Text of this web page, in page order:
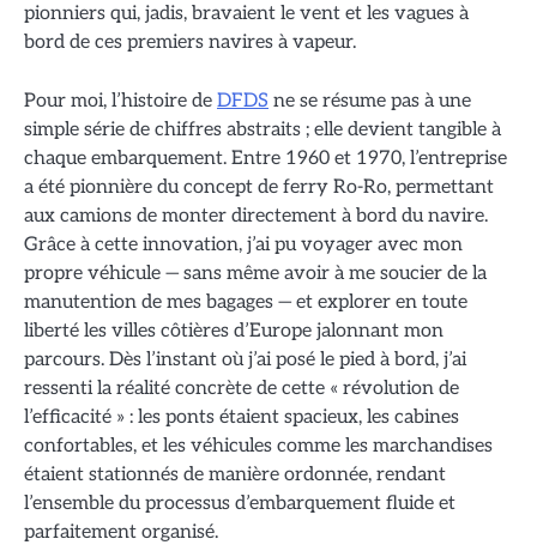
pionniers qui, jadis, bravaient le vent et les vagues à
bord de ces premiers navires à vapeur.
Pour moi, l’histoire de DFDS ne se résume pas à une
simple série de chiffres abstraits ; elle devient tangible à
chaque embarquement. Entre 1960 et 1970, l’entreprise
a été pionnière du concept de ferry Ro-Ro, permettant
aux camions de monter directement à bord du navire.
Grâce à cette innovation, j’ai pu voyager avec mon
propre véhicule — sans même avoir à me soucier de la
manutention de mes bagages — et explorer en toute
liberté les villes côtières d’Europe jalonnant mon
parcours. Dès l’instant où j’ai posé le pied à bord, j’ai
ressenti la réalité concrète de cette « révolution de
l’efficacité » : les ponts étaient spacieux, les cabines
confortables, et les véhicules comme les marchandises
étaient stationnés de manière ordonnée, rendant
l’ensemble du processus d’embarquement fluide et
parfaitement organisé.